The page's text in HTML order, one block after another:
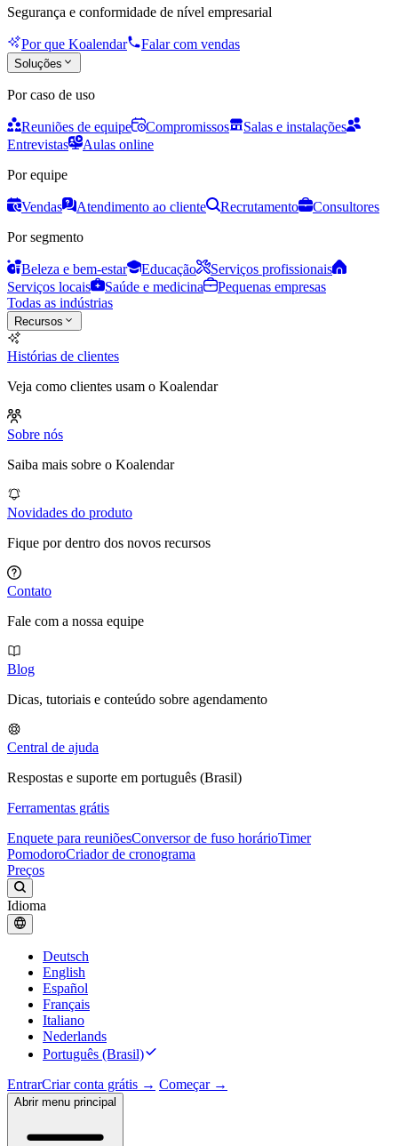
Segurança e conformidade de nível empresarial
Por que Koalendar Falar com vendas
Soluções
Por caso de uso
Reuniões de equipe Compromissos
Salas e instalações
Entrevistas
Aulas online
Por equipe
Vendas Atendimento ao cliente Recrutamento
Consultores
Por segmento
Beleza e bem-estar Educação
Serviços profissionais
Serviços locais
Saúde e medicina
Pequenas empresas
Todas as indústrias
Recursos
Histórias de clientes
Veja como clientes usam o Koalendar
Sobre nós
Saiba mais sobre o Koalendar
Novidades do produto
Fique por dentro dos novos recursos
Contato
Fale com a nossa equipe
Blog
Dicas, tutoriais e conteúdo sobre agendamento
Central de ajuda
Respostas e suporte em português (Brasil)
Ferramentas grátis
Enquete para reuniõesConversor de fuso horárioTimer
PomodoroCriador de cronograma
Preços
Idioma
Deutsch
English
Español
Français
Italiano
Nederlands
Português (Brasil)
EntrarCriar conta grátis → Começar →
Abrir menu principal